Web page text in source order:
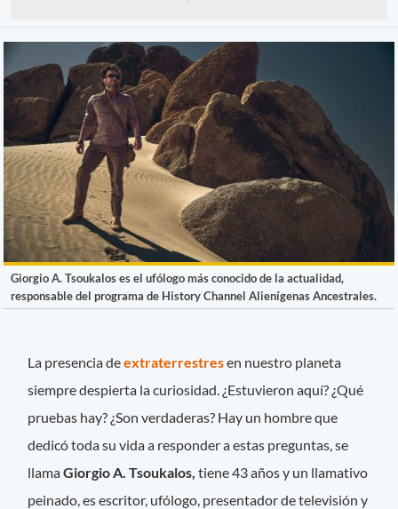
Giorgio A. Tsoukalos es el ufólogo más conocido de la actualidad,
responsable del programa de History Channel Alienígenas Ancestrales.
La presencia deextraterrestresen nuestro planeta
siempre despierta la curiosidad. ¿Estuvieron aquí? ¿Qué
pruebas hay? ¿Son verdaderas? Hay un hombre que
dedicó toda su vida a responder a estas preguntas, se
llamaGiorgio A. Tsoukalos, tiene 43 años y un llamativo
peinado, es escritor, ufólogo, presentador de televisión y